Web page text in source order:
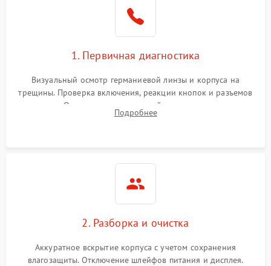
1. Первичная диагностика
Визуальный осмотр германиевой линзы и корпуса на
трещины. Проверка включения, реакции кнопок и разъемов
зарядки. Оценка вывода тепловой сигнатуры на экран,
проверка базовых функций и считывание системных
Подробнее
2. Разборка и очистка
Аккуратное вскрытие корпуса с учетом сохранения
влагозащиты. Отключение шлейфов питания и дисплея.